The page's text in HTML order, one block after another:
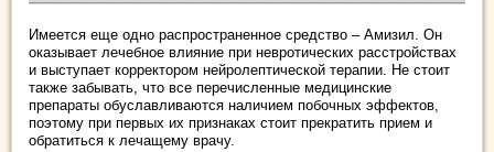
Имеется еще одно распространенное средство – Амизил. Он
оказывает лечебное влияние при невротических расстройствах
и выступает корректором нейролептической терапии. Не стоит
также забывать, что все перечисленные медицинские
препараты обуславливаются наличием побочных эффектов,
поэтому при первых их признаках стоит прекратить прием и
обратиться к лечащему врачу.